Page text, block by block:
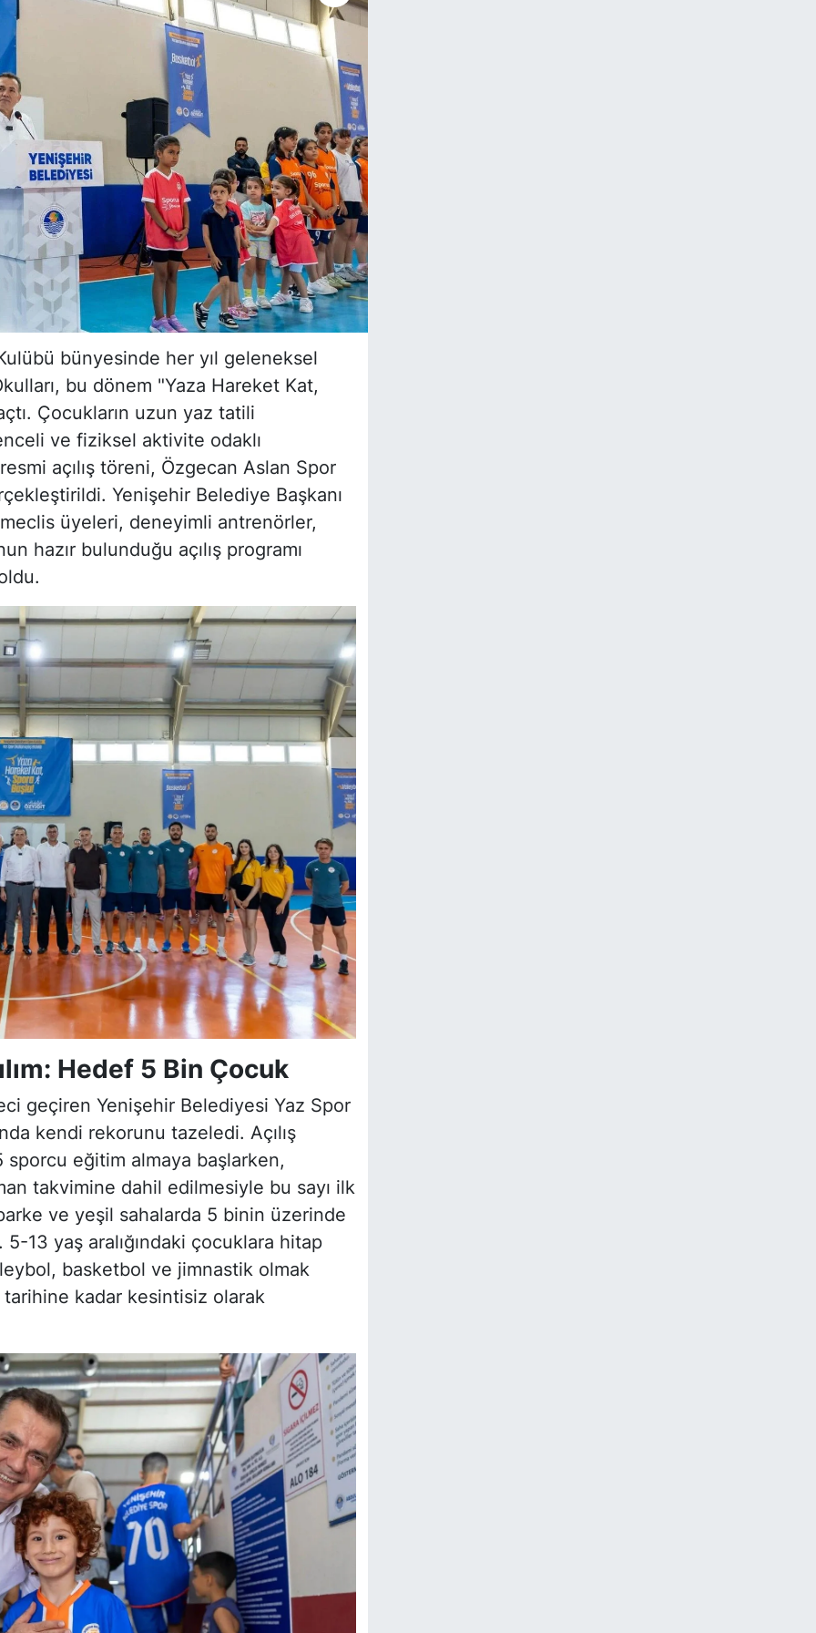
bünyesinde her yıl geleneksel
bu dönem "Yaza Hareket Kat,
Çocukların uzun yaz tatili
ve fiziksel aktivite odaklı
açılış töreni, Özgecan Aslan Spor
Yenişehir Belediye Başkanı
üyeleri, deneyimli antrenörler,
hazır bulunduğu açılış programı
Hedef 5 Bin Çocuk
geçiren Yenişehir Belediyesi Yaz Spor
kendi rekorunu tazeledi. Açılış
eğitim almaya başlarken,
takvimine dahil edilmesiyle bu sayı ilk
ve yeşil sahalarda 5 binin üzerinde
13 yaş aralığındaki çocuklara hitap
basketbol ve jimnastik olmak
kadar kesintisiz olarak